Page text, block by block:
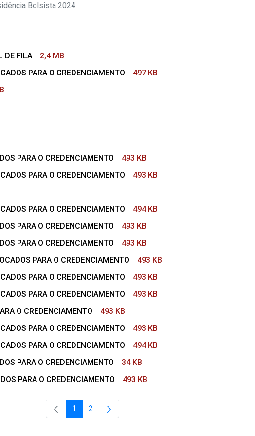
Bolsista 2024
DE FILA
2,4 MB
PARA O CREDENCIAMENTO
497 KB
PARA O CREDENCIAMENTO
493 KB
PARA O CREDENCIAMENTO
493 KB
PARA O CREDENCIAMENTO
494 KB
PARA O CREDENCIAMENTO
493 KB
PARA O CREDENCIAMENTO
493 KB
PARA O CREDENCIAMENTO
493 KB
PARA O CREDENCIAMENTO
493 KB
PARA O CREDENCIAMENTO
493 KB
O CREDENCIAMENTO
493 KB
PARA O CREDENCIAMENTO
493 KB
PARA O CREDENCIAMENTO
494 KB
PARA O CREDENCIAMENTO
34 KB
PARA O CREDENCIAMENTO
493 KB
Página
1 Página
2